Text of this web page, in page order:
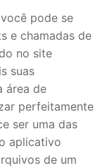
pode se
e chamadas de
no site
suas
área de
perfeitamente
ser uma das
aplicativo
de um